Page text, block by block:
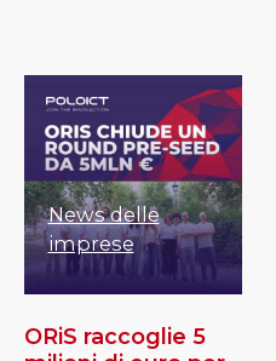
News delle
imprese
ORiS raccoglie 5